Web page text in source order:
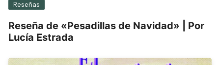
Reseñas
Reseña de «Pesadillas de Navidad» | Por
Lucía Estrada